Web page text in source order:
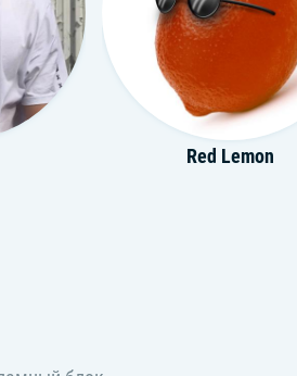
Red Lemon